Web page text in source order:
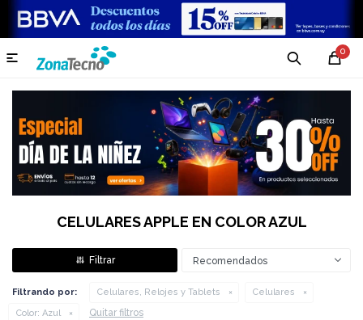
0

CELULARES APPLE EN COLOR AZUL
Recomendados
Filtrando por: Celulares, Relojes y Tablets
Celulares
Color: Azul Quitar filtros